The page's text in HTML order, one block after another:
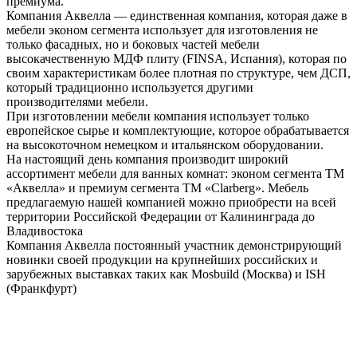
Компания Аквелла — единственная компания, которая даже в
мебели эконом сегмента использует для изготовления не
только фасадных, но и боковых частей мебели
высокачественную МДФ плиту (FINSA, Испания), которая по
своим характеристикам более плотная по структуре, чем ДСП,
который традиционно используется другими
производителями мебели.
При изготовлении мебели компания использует только
европейское сырье и комплектующие, которое обрабатывается
на высокоточном немецком и итальянском оборудовании.
На настоящий день компания производит широкий
ассортимент мебели для ванных комнат: эконом сегмента ТМ
«Аквелла» и премиум сегмента ТМ «Clarberg». Мебель
предлагаемую нашей компанией можно приобрести на всей
территории Российской Федерации от Калининграда до
Владивостока
Компания Аквелла постоянный участник демонстрирующий
новинки своей продукции на крупнейших российских и
зарубежных выставках таких как Mosbuild (Москва) и ISH
(Франкфурт)